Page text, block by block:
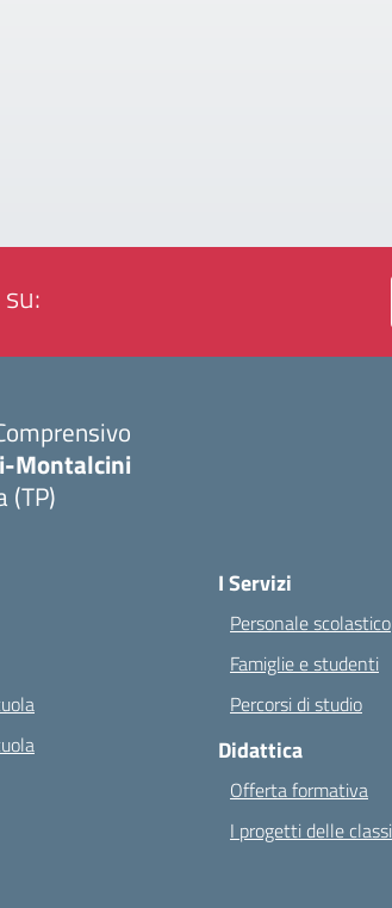
Montalcini
(TP)
I Servizi
Personale scolastico
Famiglie e studenti
Percorsi di studio
Didattica
Offerta formativa
I progetti delle classi